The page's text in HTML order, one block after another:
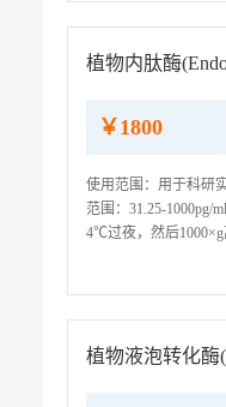
植物内肽酶
￥1800
使用范围：用于科研
范围：31.25-1000pg/
4℃过夜，然后
植物液泡转化酶